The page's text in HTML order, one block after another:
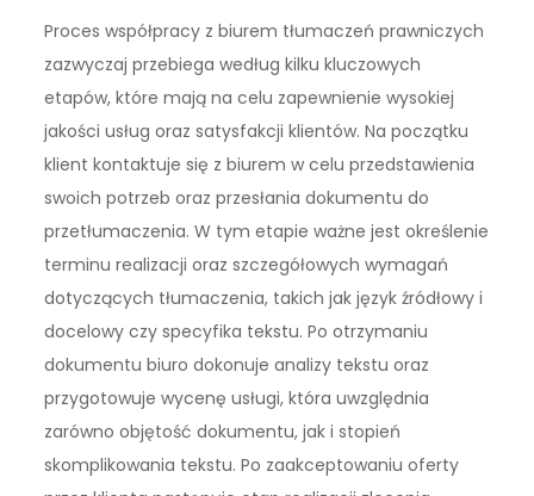
Proces współpracy z biurem tłumaczeń prawniczych
zazwyczaj przebiega według kilku kluczowych
etapów, które mają na celu zapewnienie wysokiej
jakości usług oraz satysfakcji klientów. Na początku
klient kontaktuje się z biurem w celu przedstawienia
swoich potrzeb oraz przesłania dokumentu do
przetłumaczenia. W tym etapie ważne jest określenie
terminu realizacji oraz szczegółowych wymagań
dotyczących tłumaczenia, takich jak język źródłowy i
docelowy czy specyfika tekstu. Po otrzymaniu
dokumentu biuro dokonuje analizy tekstu oraz
przygotowuje wycenę usługi, która uwzględnia
zarówno objętość dokumentu, jak i stopień
skomplikowania tekstu. Po zaakceptowaniu oferty